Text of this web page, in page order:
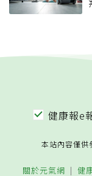
健康報e
本站內容僅供
關於元氣網 健